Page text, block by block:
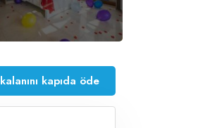
kapıda öde